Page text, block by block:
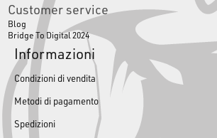
Customer service
Blog
Bridge To Digital 2024
Informazioni
Condizioni di vendita
Metodi di pagamento
Spedizioni